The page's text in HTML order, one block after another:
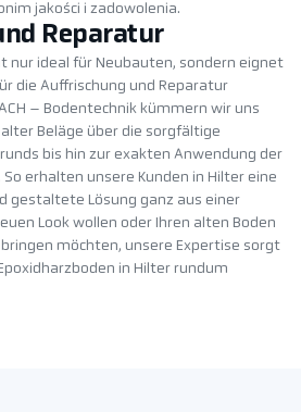
jakości i zadowolenia.
Reparatur
nur ideal für Neubauten, sondern eignet
die Auffrischung und Reparatur
– Bodentechnik kümmern wir uns
Beläge über die sorgfältige
bis hin zur exakten Anwendung der
erhalten unsere Kunden in Hilter eine
gestaltete Lösung ganz aus einer
Look wollen oder Ihren alten Boden
möchten, unsere Expertise sorgt
in Hilter rundum